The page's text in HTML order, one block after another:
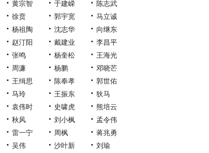
黄宗智
于建嵘
陈志武
徐贲
郭宇宽
马立诚
杨祖陶
沈志华
向继东
赵汀阳
戴建业
李昌平
张鸣
杨奎松
王海光
周濂
杨鹏
邓晓芒
王缉思
陈奉孝
郭世佑
马玲
王振东
狄马
袁伟时
史啸虎
熊培云
秋风
刘小枫
孟令伟
雷一宁
周枫
蒋兆勇
吴伟
沙叶新
刘瑜